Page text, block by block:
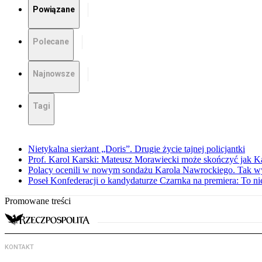
Powiązane
Polecane
Najnowsze
Tagi
Nietykalna sierżant „Doris”. Drugie życie tajnej policjantki
Prof. Karol Karski: Mateusz Morawiecki może skończyć jak
Polacy ocenili w nowym sondażu Karola Nawrockiego. Tak
Poseł Konfederacji o kandydaturze Czarnka na premiera: To
Promowane treści
KONTAKT